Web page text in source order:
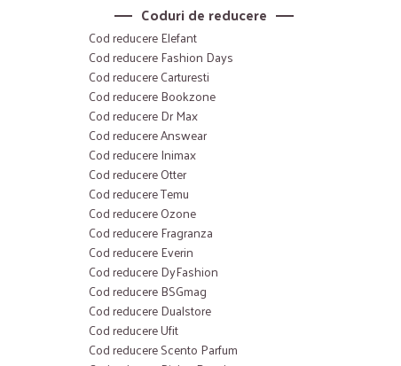
Coduri de reducere
Cod reducere Elefant
Cod reducere Fashion Days
Cod reducere Carturesti
Cod reducere Bookzone
Cod reducere Dr Max
Cod reducere Answear
Cod reducere Inimax
Cod reducere Otter
Cod reducere Temu
Cod reducere Ozone
Cod reducere Fragranza
Cod reducere Everin
Cod reducere DyFashion
Cod reducere BSGmag
Cod reducere Dualstore
Cod reducere Ufit
Cod reducere Scento Parfum